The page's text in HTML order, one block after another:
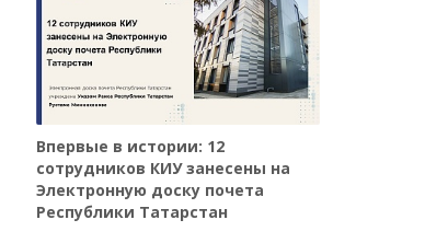
Впервые в истории: 12
сотрудников КИУ занесены на
Электронную доску почета
Республики Татарстан